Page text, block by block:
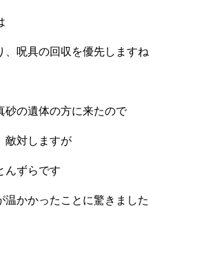
、呪具の回収を優先しますね
砂の遺体の方に来たので
敵対しますが
んずらです
温かかったことに驚きました